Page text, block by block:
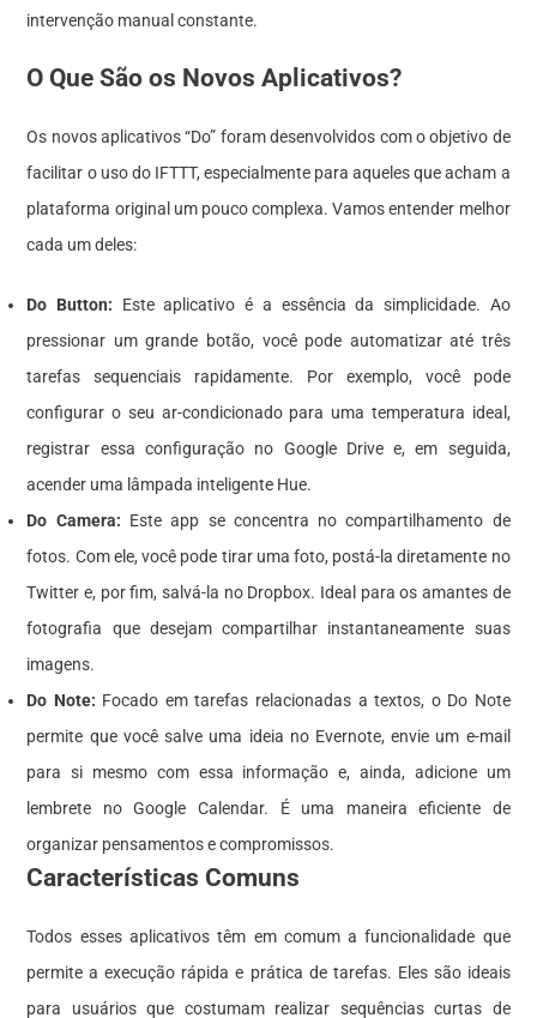
intervenção manual constante.
O Que São os Novos Aplicativos?
Os novos aplicativos “Do” foram desenvolvidos com o objetivo de
facilitar o uso do IFTTT, especialmente para aqueles que acham a
plataforma original um pouco complexa. Vamos entender melhor
cada um deles:
Do Button: Este aplicativo é a essência da simplicidade. Ao
pressionar um grande botão, você pode automatizar até três
tarefas sequenciais rapidamente. Por exemplo, você pode
configurar o seu ar-condicionado para uma temperatura ideal,
registrar essa configuração no Google Drive e, em seguida,
acender uma lâmpada inteligente Hue.
Do Camera: Este app se concentra no compartilhamento de
fotos. Com ele, você pode tirar uma foto, postá-la diretamente no
Twitter e, por fim, salvá-la no Dropbox. Ideal para os amantes de
fotografia que desejam compartilhar instantaneamente suas
imagens.
Do Note: Focado em tarefas relacionadas a textos, o Do Note
permite que você salve uma ideia no Evernote, envie um e-mail
para si mesmo com essa informação e, ainda, adicione um
lembrete no Google Calendar. É uma maneira eficiente de
organizar pensamentos e compromissos.
Características Comuns
Todos esses aplicativos têm em comum a funcionalidade que
permite a execução rápida e prática de tarefas. Eles são ideais
para usuários que costumam realizar sequências curtas de